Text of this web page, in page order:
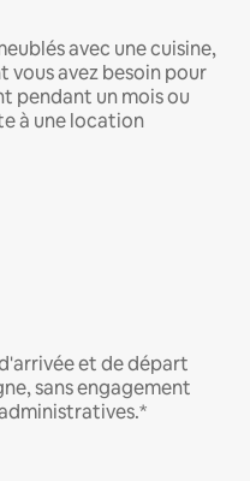
avec une cuisine,
vous avez besoin pour
pendant un mois ou
à une location
et de départ
sans engagement